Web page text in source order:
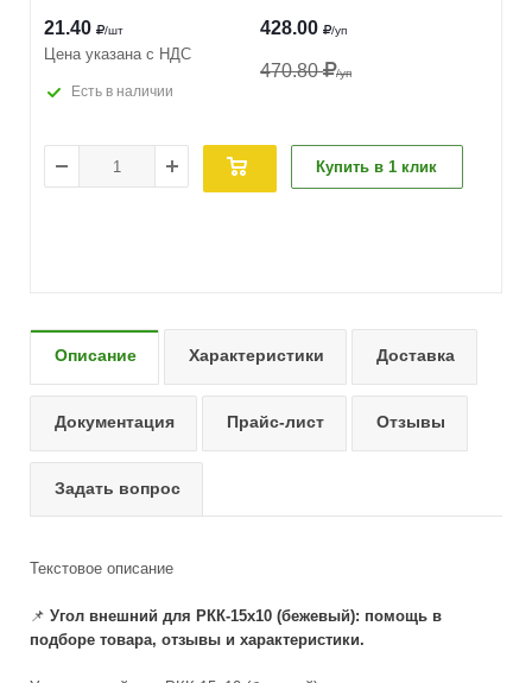
428.00 /уп
470.80 /уп
21.40 /шт
Цена указана с НДС
Есть в наличии
Купить в 1 клик
Описание Характеристики Доставка
Документация Прайс-лист Отзывы
Задать вопрос
Текстовое описание
📌 Угол внешний для РКК-15х10 (бежевый): помощь в
подборе товара, отзывы и характеристики.